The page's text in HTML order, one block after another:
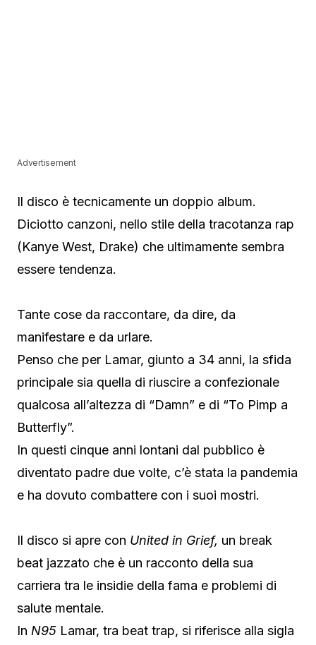
Advertisement
Il disco è tecnicamente un doppio album.
Diciotto canzoni, nello stile della tracotanza rap
(Kanye West, Drake) che ultimamente sembra
essere tendenza.
Tante cose da raccontare, da dire, da
manifestare e da urlare.
Penso che per Lamar, giunto a 34 anni, la sfida
principale sia quella di riuscire a confezionale
qualcosa all’altezza di “Damn” e di “To Pimp a
Butterfly”.
In questi cinque anni lontani dal pubblico è
diventato padre due volte, c’è stata la pandemia
e ha dovuto combattere con i suoi mostri.
Il disco si apre con United in Grief, un break
beat jazzato che è un racconto della sua
carriera tra le insidie della fama e problemi di
salute mentale.
In N95 Lamar, tra beat trap, si riferisce alla sigla